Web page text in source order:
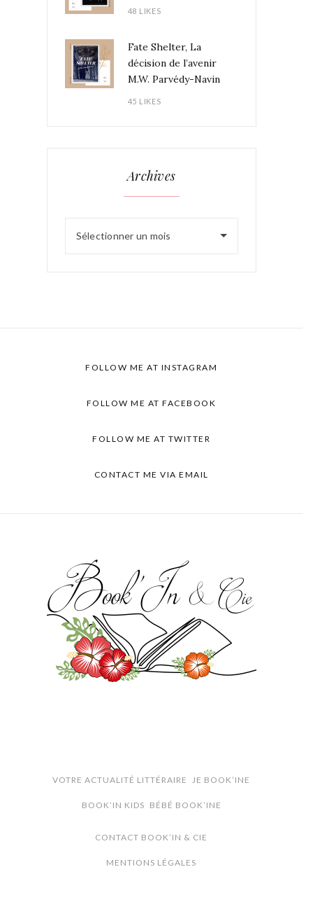
48 LIKES
Fate Shelter, La
décision de l’avenir
M.W. Parvédy-Navin
45 LIKES
Archives
Sélectionner un mois
FOLLOW ME AT INSTAGRAM
FOLLOW ME AT FACEBOOK
FOLLOW ME AT TWITTER
CONTACT ME VIA EMAIL
VOTRE ACTUALITÉ LITTÉRAIRE JE BOOK’INE
BOOK’IN KIDS BÉBÉ BOOK’INE
CONTACT BOOK’IN & CIE
MENTIONS LÉGALES